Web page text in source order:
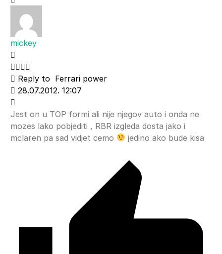
mickey
Reply to Ferrari power
28.07.2012. 12:07
Jest on u TOP formi ali nije njegov auto i onda ne
mozes lako pobjediti , RBR izgleda dosta jako i
mclaren pa sad vidjet cemo
jedino ako bude kisa